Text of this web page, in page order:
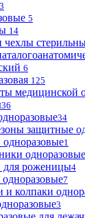
3
5
14
6
125
медицинской
36
34
защитные
1
одноразовые
для роженицы4
7
колпаки
3